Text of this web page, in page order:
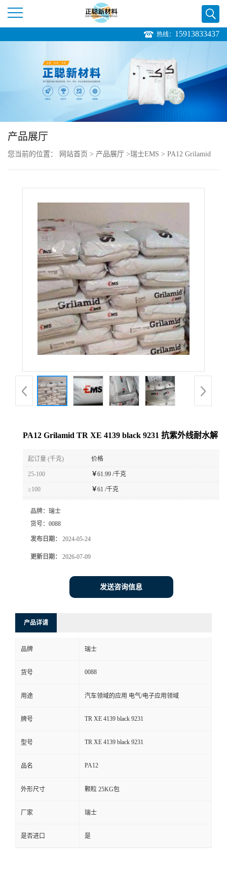
公
品
展
式
在
线
热线： 15913833437
产品展厅
您当前的位置： 网站首页 > 产品展厅 >瑞士EMS > PA12 Grilamid
PA12 Grilamid TR XE 4139 black 9231 抗紫外线耐水解
起订量 (千克) 价格
25-100 ￥61.99 /千克
≥100 ￥61 /千克
品牌： 瑞士
货号： 0088
发布日期： 2024-05-24
更新日期： 2026-07-09
发送咨询信息
产品详请
品牌 瑞士
货号 0088
用途 汽车领域的应用 电气/电子应用领域
牌号 TR XE 4139 black 9231
型号 TR XE 4139 black 9231
品名 PA12
外形尺寸 颗粒 25KG包
厂家 瑞士
是否进口 是